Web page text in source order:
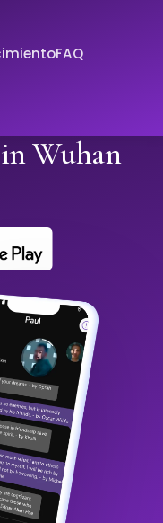
FAQ
Wuhan